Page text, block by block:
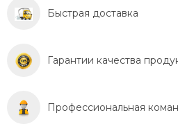
Быстрая доставка
Гарантии качества
Профессиональная